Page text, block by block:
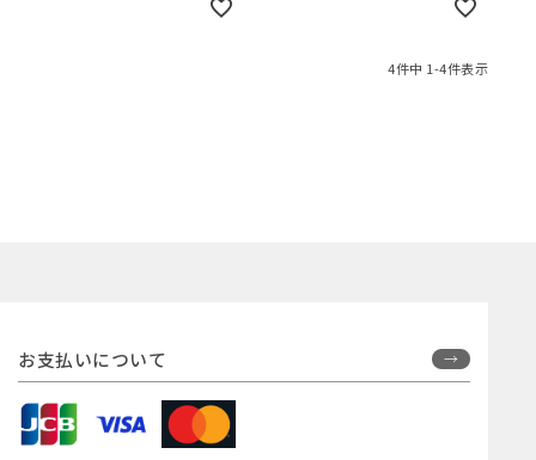
4件中 1-4件表示
お支払いについて